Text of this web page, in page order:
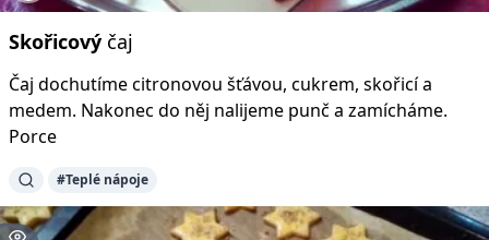
Skořicový čaj
Čaj dochutíme citronovou šťávou, cukrem, skořicí a
medem. Nakonec do něj nalijeme punč a zamícháme.
Porce
#Teplé nápoje